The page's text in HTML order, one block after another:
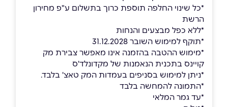
*כל שינוי החלפה תוספת כרוך בתשלום ע"פ מחירון
הרשת
*ללא כפל מבצעים והנחות
*תוקף למימוש השובר 31.12.2028
*מימוש ההטבה בהזמנה אינו מאפשר צבירת מק
קויינס בתכנית הנאמנות של מקדונלד'ס
*ניתן למימוש בסניפים בעמדות המק טאצ' בלבד.
*התמונה להמחשה בלבד
*עד גמר המלאי